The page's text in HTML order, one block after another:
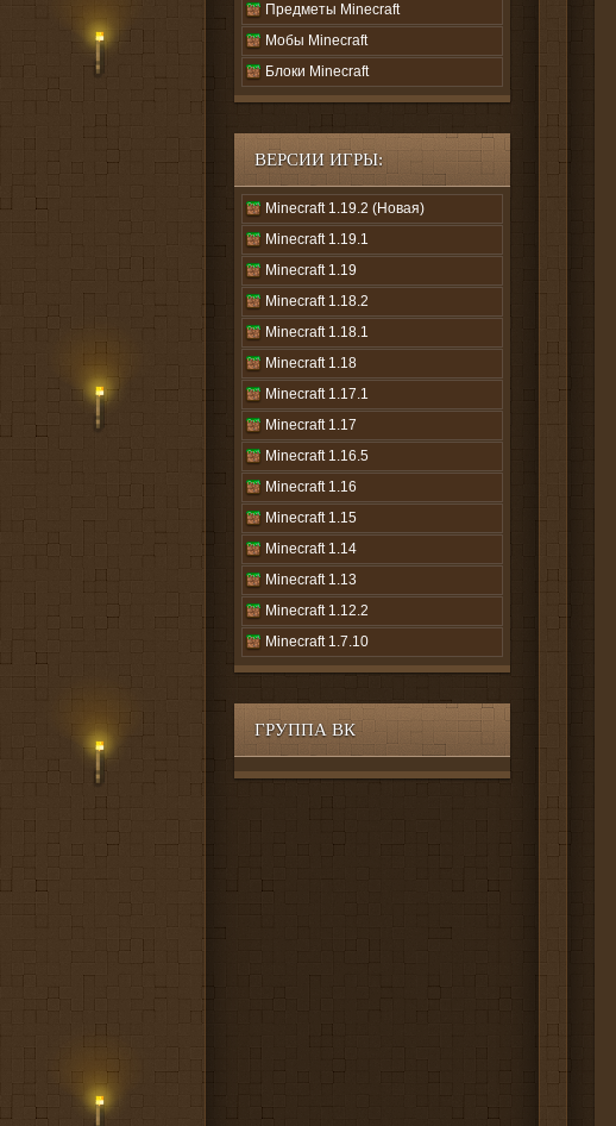
Предметы Minecraft
Мобы Minecraft
Блоки Minecraft
ВЕРСИИ ИГРЫ:
Minecraft 1.19.2 (Новая)
Minecraft 1.19.1
Minecraft 1.19
Minecraft 1.18.2
Minecraft 1.18.1
Minecraft 1.18
Minecraft 1.17.1
Minecraft 1.17
Minecraft 1.16.5
Minecraft 1.16
Minecraft 1.15
Minecraft 1.14
Minecraft 1.13
Minecraft 1.12.2
Minecraft 1.7.10
ГРУППА ВК